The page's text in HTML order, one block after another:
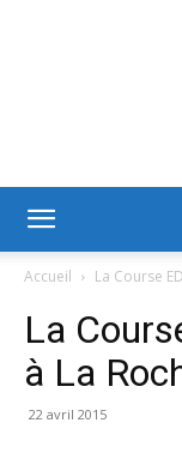
Accueil La Course
La
à La
22 avril 2015